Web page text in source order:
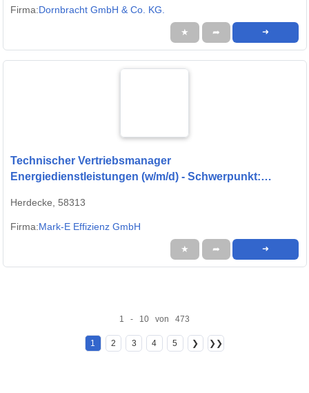
Firma:Dornbracht GmbH & Co. KG.
★ ➦ ➜
Technischer Vertriebsmanager
Energiedienstleistungen (w/m/d) - Schwerpunkt:
Herdecke, 58313
Firma:Mark-E Effizienz GmbH
★ ➦ ➜
1 - 10 von 473
1 2 3 4 5 ❯ ❯❯